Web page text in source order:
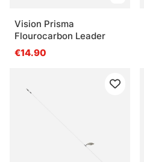
Vision Prisma
Flourocarbon Leader
€14.90